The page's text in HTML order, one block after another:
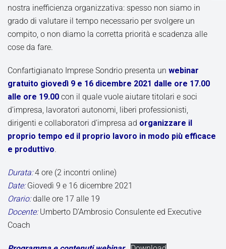
nostra inefficienza organizzativa: spesso non siamo in
grado di valutare il tempo necessario per svolgere un
compito, o non diamo la corretta priorità e scadenza alle
cose da fare.
Confartigianato Imprese Sondrio presenta un webinar
gratuito giovedì 9 e 16 dicembre 2021 dalle ore 17.00
alle ore 19.00 con il quale vuole aiutare titolari e soci
d’impresa, lavoratori autonomi, liberi professionisti,
dirigenti e collaboratori d’impresa ad organizzare il
proprio tempo ed il proprio lavoro in modo più efficace
e produttivo.
Durata:4 ore (2 incontri online)
Date:Giovedì 9 e 16 dicembre 2021
Orario:dalle ore 17 alle 19
Docente:Umberto D’Ambrosio Consulente ed Executive
Coach